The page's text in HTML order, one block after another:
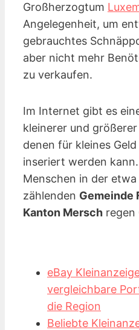
Großherzogtum
Angelegenheit, um
gebrauchtes
aber nicht mehr
zu verkaufen.
Im Internet gibt es
kleinerer und
denen für kleines
inseriert werden
Menschen in der
zählenden Gemeinde
Kanton Mersch regen
eBay
vergleichbare
die Region
Beliebte